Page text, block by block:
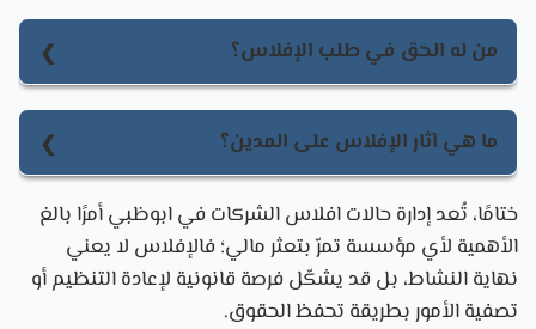
من له الحق في طلب الإفلاس؟
يحق في طلب الإفلاس لكل من المدين، أو أحد دائنيه، أو
الجهة الرقابية المختصة، شريطة استيفاء الشروط
القانونية المحددة في قانون الإفلاس الإماراتي.
ما هي آثار الإفلاس على المدين؟
آثار الإفلاس على المدين تشمل منعه من إدارة أمواله أو
التصرف فيها، وتحويل الإدارة إلى أمين التفليسة، مع
وقف جميع المطالبات الفردية من الدائنين.
ختامًا، تُعد إدارة حالات افلاس الشركات في ابوظبي أمرًا بالغ
الأهمية لأي مؤسسة تمرّ بتعثر مالي؛ فالإفلاس لا يعني
نهاية النشاط، بل قد يشكّل فرصة قانونية لإعادة التنظيم أو
تصفية الأمور بطريقة تحفظ الحقوق.